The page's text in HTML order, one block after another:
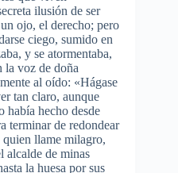
ilusión de ser
ojo, el derecho; pero
ciego, sumido en
y se atormentaba,
la voz de doña
al oído: «Hágase
tan claro, aunque
había hecho desde
terminar de redondear
quien llame milagro,
alcalde de minas
la huesa por sus